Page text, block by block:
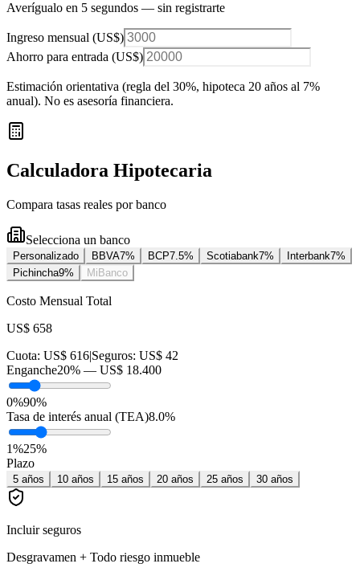
Averígualo en 5 segundos — sin registrarte
Ingreso mensual (US$)
Ahorro para entrada (US$)
Estimación orientativa (regla del 30%, hipoteca 20 años al 7%
anual). No es asesoría financiera.
Calculadora Hipotecaria
Compara tasas reales por banco
Selecciona un banco
Personalizado BBVA7% BCP7.5% Scotiabank7% Interbank7%
Pichincha9% MiBanco
Costo Mensual Total
US$ 658
Cuota: US$ 616|Seguros: US$ 42
Enganche20% — US$ 18.400
0%90%
Tasa de interés anual (TEA)8.0%
1%25%
Plazo
5 años 10 años 15 años 20 años 25 años 30 años
Incluir seguros
Desgravamen + Todo riesgo inmueble